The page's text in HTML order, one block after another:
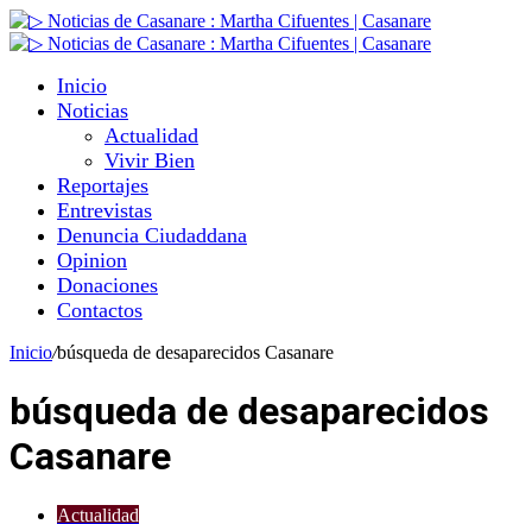
Inicio
Noticias
Actualidad
Vivir Bien
Reportajes
Entrevistas
Denuncia Ciudaddana
Opinion
Donaciones
Contactos
Inicio/búsqueda de desaparecidos Casanare
búsqueda de desaparecidos
Casanare
Actualidad